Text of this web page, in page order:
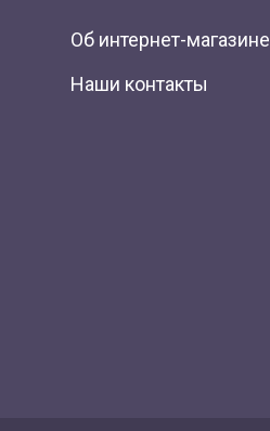
Об интернет-магазине
Наши контакты